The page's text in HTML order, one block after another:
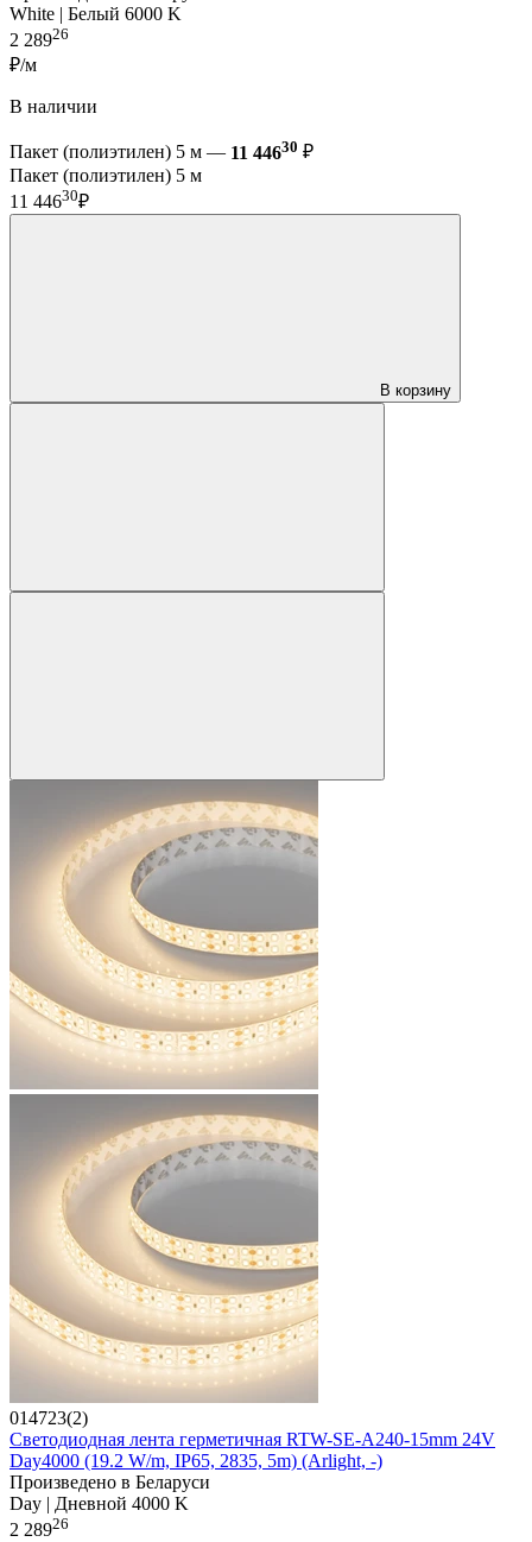
White | Белый 6000 K
2 28926
₽/м
В наличии
Пакет (полиэтилен) 5 м — 11 44630 ₽
Пакет (полиэтилен) 5 м
11 44630₽
В корзину
014723(2)
Светодиодная лента герметичная RTW-SE-A240-15mm 24V
Day4000 (19.2 W/m, IP65, 2835, 5m) (Arlight, -)
Произведено в Беларуси
Day | Дневной 4000 K
2 28926